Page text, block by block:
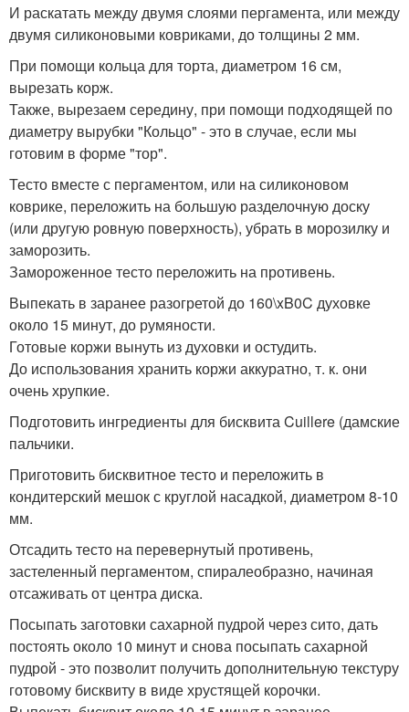
И раскатать между двумя слоями пергамента, или между
двумя силиконовыми ковриками, до толщины 2 мм.
При помощи кольца для торта, диаметром 16 см,
вырезать корж.
Также, вырезаем середину, при помощи подходящей по
диаметру вырубки "Кольцо" - это в случае, если мы
готовим в форме "тор".
Тесто вместе с пергаментом, или на силиконовом
коврике, переложить на большую разделочную доску
(или другую ровную поверхность), убрать в морозилку и
заморозить.
Замороженное тесто переложить на противень.
Выпекать в заранее разогретой до 160\xB0C духовке
около 15 минут, до румяности.
Готовые коржи вынуть из духовки и остудить.
До использования хранить коржи аккуратно, т. к. они
очень хрупкие.
Подготовить ингредиенты для бисквита Cuillere (дамские
пальчики.
Приготовить бисквитное тесто и переложить в
кондитерский мешок с круглой насадкой, диаметром 8-10
мм.
Отсадить тесто на перевернутый противень,
застеленный пергаментом, спиралеобразно, начиная
отсаживать от центра диска.
Посыпать заготовки сахарной пудрой через сито, дать
постоять около 10 минут и снова посыпать сахарной
пудрой - это позволит получить дополнительную текстуру
готовому бисквиту в виде хрустящей корочки.